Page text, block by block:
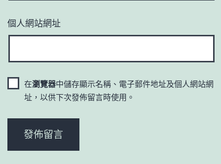
個人網站網址
在瀏覽器中儲存顯示名稱、電子郵件地址及個人網站網
址，以供下次發佈留言時使用。